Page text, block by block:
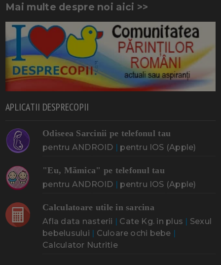
Mai multe despre noi aici >>
APLICATII DESPRECOPII
Odiseea Sarcinii pe telefonul tau
pentru ANDROID | pentru IOS (Apple)
"Eu, Mămica" pe telefonul tau
pentru ANDROID | pentru IOS (Apple)
Calculatoare utile in sarcina
Afla data nasterii | Cate Kg. in plus | Sexul
bebelusului | Culoare ochi bebe |
Calculator Nutritie